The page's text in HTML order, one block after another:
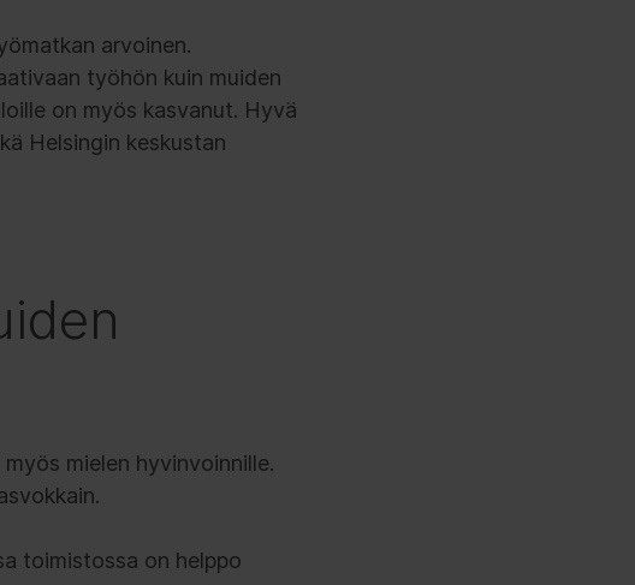
arvoinen.
työhön kuin muiden
on myös kasvanut. Hyvä
Helsingin keskustan
mielen hyvinvoinnille.
toimistossa on helppo